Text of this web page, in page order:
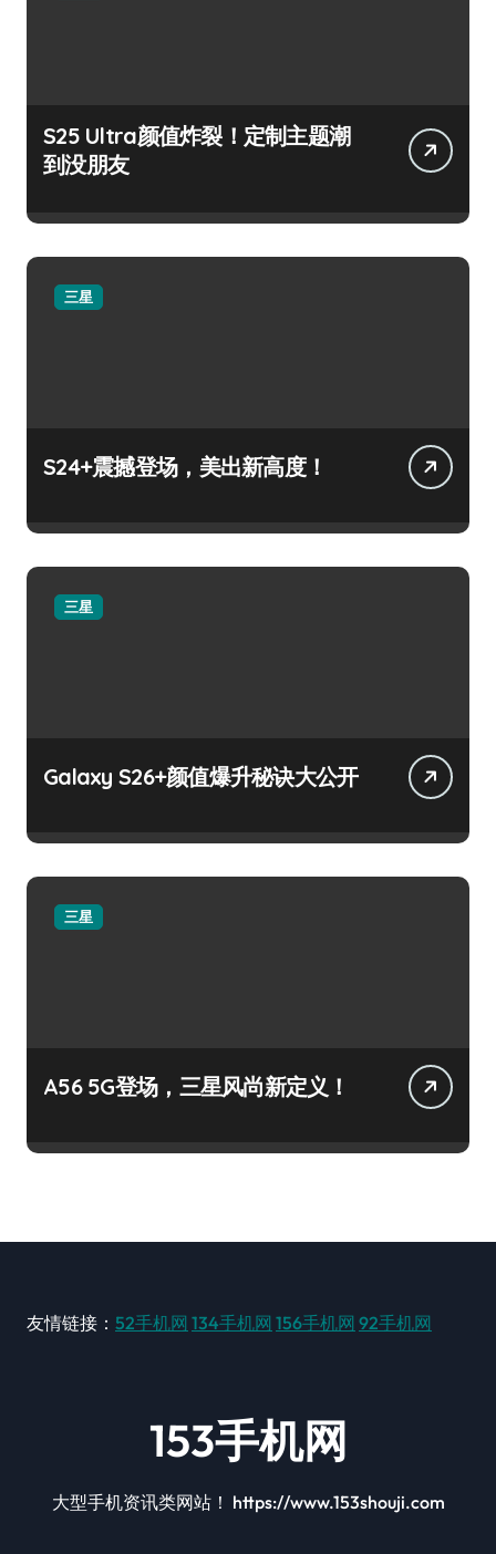
S25 Ultra颜值炸裂！定制主题潮
到没朋友
三星
S24+震撼登场，美出新高度！
三星
Galaxy S26+颜值爆升秘诀大公开
三星
A56 5G登场，三星风尚新定义！
友情链接： 52手机网 134手机网 156手机网 92手机网
153手机网
大型手机资讯类网站！ https://www.153shouji.com